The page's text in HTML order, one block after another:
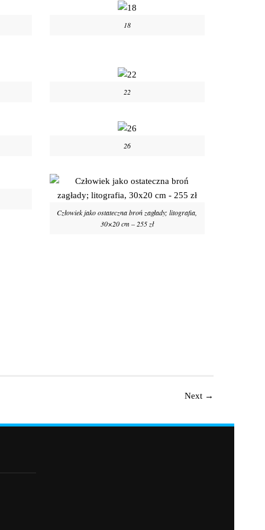
18
22
26
Człowiek jako ostateczna broń zagłady; litografia,
30×20 cm – 255 zł
Next →